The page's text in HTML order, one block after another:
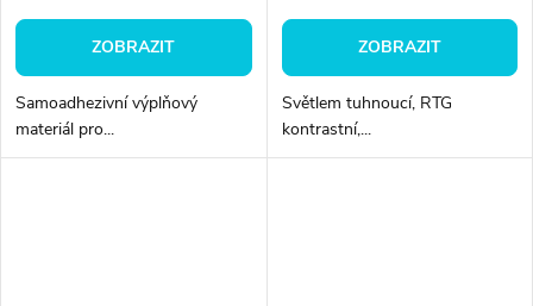
ZOBRAZIT
Samoadhezivní výplňový
materiál pro...
ZOBRAZIT
Světlem tuhnoucí, RTG
kontrastní,...